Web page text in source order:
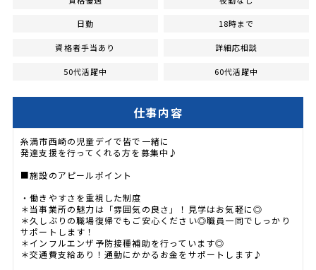
日勤 18時まで
資格者手当あり 詳細応相談
50代活躍中 60代活躍中
仕事内容
糸満市西崎の児童デイで皆で一緒に
発達支援を行ってくれる方を募集中♪
■施設のアピールポイント
・働きやすさを重視した制度
＊当事業所の魅力は「雰囲気の良さ」！見学はお気軽に◎
＊久しぶりの職場復帰でもご安心ください◎職員一同でしっかり
サポートします！
＊インフルエンザ予防接種補助を行っています◎
＊交通費支給あり！通勤にかかるお金をサポートします♪